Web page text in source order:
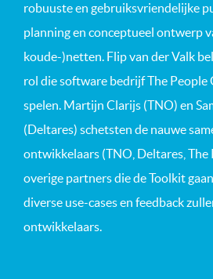
robuuste en gebruiksvriendelijke
planning en conceptueel ontwerp
koude-)netten. Flip van der Valk
rol die software bedrijf The People
spelen. Martijn Clarijs (TNO) en
(Deltares) schetsten de nauwe
ontwikkelaars (TNO, Deltares, The
overige partners die de Toolkit
diverse use-cases en feedback
ontwikkelaars.